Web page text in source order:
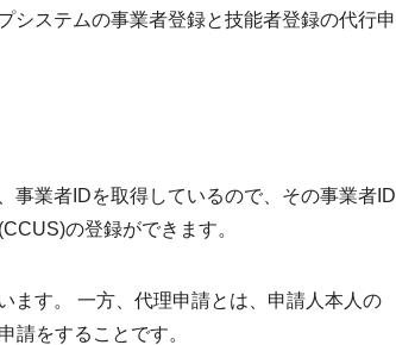
システムの事業者登録と技能者登録の代行申
事業者IDを取得しているので、その事業者ID
の登録ができます。
ます。 一方、代理申請とは、申請人本人の
請をすることです。